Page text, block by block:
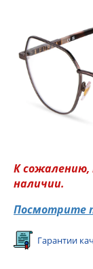
К сожалению,
наличии.
Посмотрите
Гарантии